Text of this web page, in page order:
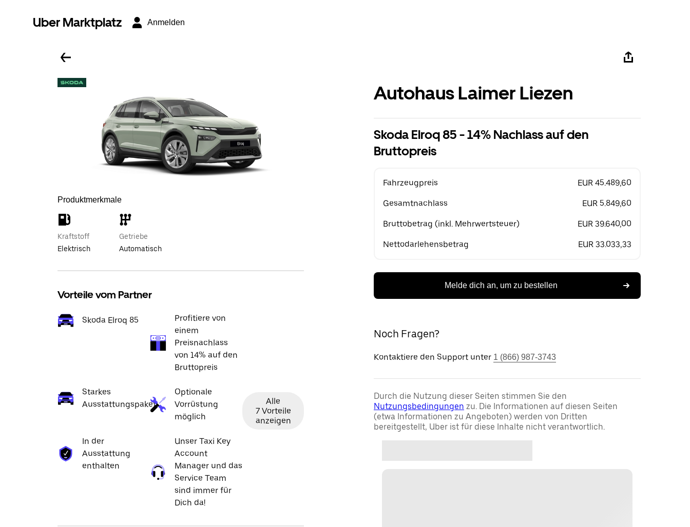
Uber Marktplatz Anmelden
Produktmerkmale
Kraftstoff
Elektrisch
Getriebe
Automatisch
Vorteile vom Partner
Skoda Elroq 85
Profitiere von
einem
Preisnachlass
von 14% auf den
Bruttopreis
Starkes
Ausstattungspaket
Optionale
Vorrüstung
möglich
In der
Ausstattung
enthalten
Unser Taxi Key
Account
Manager und das
Service Team
sind immer für
Dich da!
Alle
7 Vorteile
anzeigen
Autohaus Laimer Liezen
Skoda Elroq 85 - 14% Nachlass auf den
Bruttopreis
Fahrzeugpreis EUR 45.489,60
Gesamtnachlass EUR 5.849,60
Bruttobetrag (inkl. Mehrwertsteuer) EUR 39.640,00
Nettodarlehensbetrag EUR 33.033,33
Melde dich an, um zu bestellen
Noch Fragen?
Kontaktiere den Support unter 1 (866) 987-3743
Durch die Nutzung dieser Seiten stimmen Sie den
Nutzungsbedingungen zu. Die Informationen auf diesen Seiten
(etwa Informationen zu Angeboten) werden von Dritten
bereitgestellt, Uber ist für diese Inhalte nicht verantwortlich.